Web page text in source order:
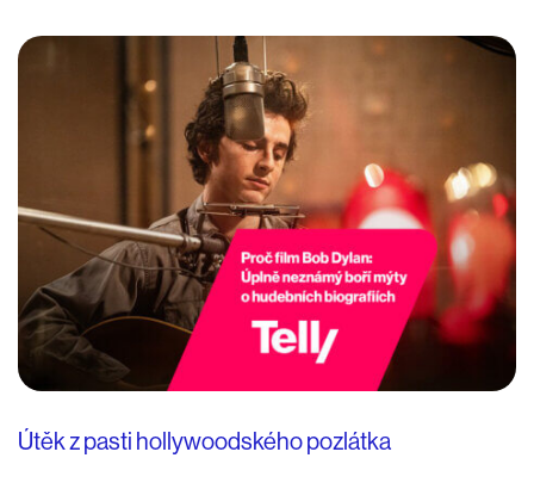
Útěk z pasti hollywoodského pozlátka